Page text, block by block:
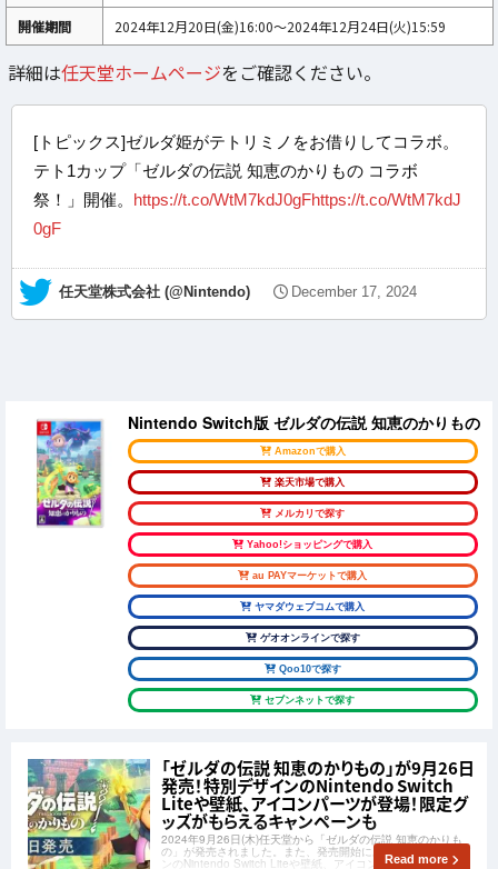
開催期間
2024年12月20日(金)16:00～2024年12月24日(火)15:59
詳細は任天堂ホームページをご確認ください。
[トピックス]ゼルダ姫がテトリミノをお借りしてコラボ。
テト1カップ「ゼルダの伝説 知恵のかりもの コラボ
祭！」開催。 https://t.co/WtM7kdJ0gFhttps://t.co/WtM7kdJ
0gF
— 任天堂株式会社 (@Nintendo) December 17, 2024
Nintendo Switch版 ゼルダの伝説 知恵のかりもの
Amazonで購入
楽天市場で購入
メルカリで探す
Yahoo!ショッピングで購入
au PAYマーケットで購入
ヤマダウェブコムで購入
ゲオオンラインで探す
Qoo10で探す
セブンネットで探す
「ゼルダの伝説 知恵のかりもの」が9月26日
発売！特別デザインのNintendo Switch
Liteや壁紙、アイコンパーツが登場！限定グ
ッズがもらえるキャンペーンも
2024年9月26日(木)任天堂から「ゼルダの伝説 知恵のかりも
の」が発売されました。また、発売開始にあわせて特別デザイ
ンのNintendo Switch Liteや壁紙、アイコンパーツが登場しま
Read more